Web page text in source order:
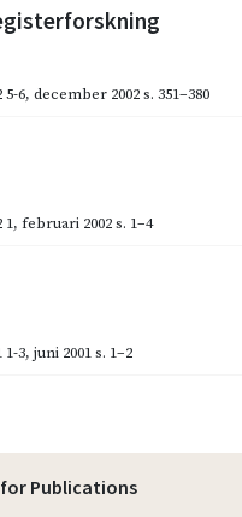
6, december 2002s. 351–380
1, februari 2002s. 1–4
3, juni 2001s. 1–2
Publications